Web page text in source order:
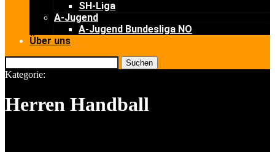
SH-Liga
A-Jugend
A-Jugend Bundesliga NO
Über uns
Suchen
Kategorie:
Herren Handball